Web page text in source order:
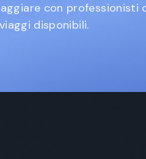
con professionisti
disponibili.